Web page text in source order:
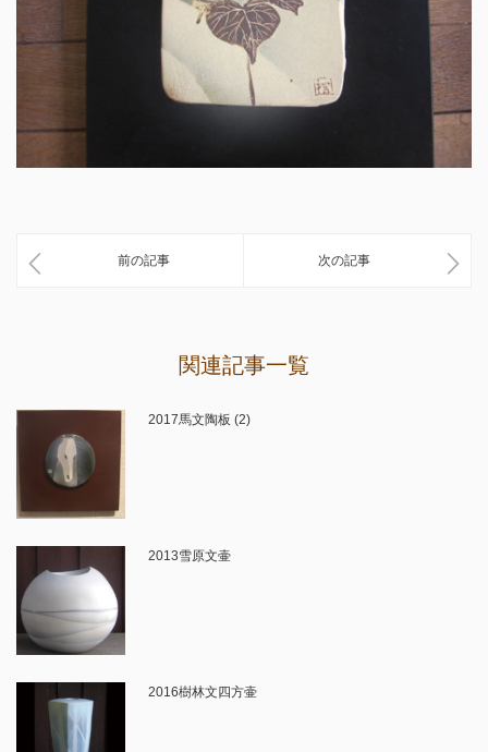
前の記事 次の記事
関連記事一覧
2017馬文陶板 (2)
2013雪原文壷
2016樹林文四方壷